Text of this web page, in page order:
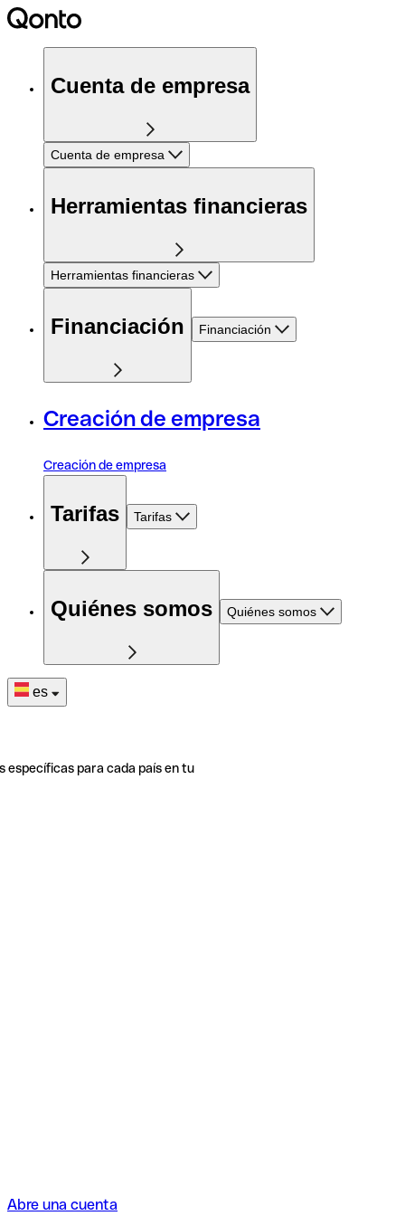
Cuenta de empresa
Cuenta de empresa
Herramientas financieras
Herramientas financieras
Financiación Financiación
Creación de empresa
Creación de empresa
Tarifas Tarifas
Quiénes somos Quiénes somos
es
específicas para cada país en tu
Abre una cuenta